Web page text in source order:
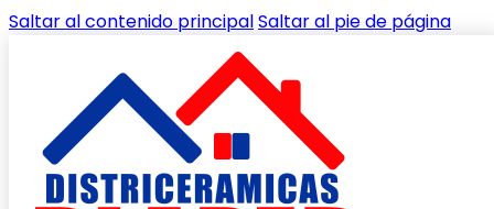
Saltar al contenido principalSaltar al pie de página